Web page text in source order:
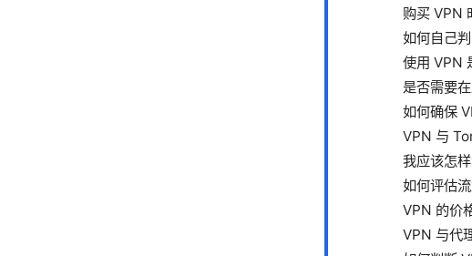
购买 VPN
如何自己
使用 VPN
是否需要
如何确保
VPN 与
我应该怎
如何评估
VPN 的价
VPN 与代